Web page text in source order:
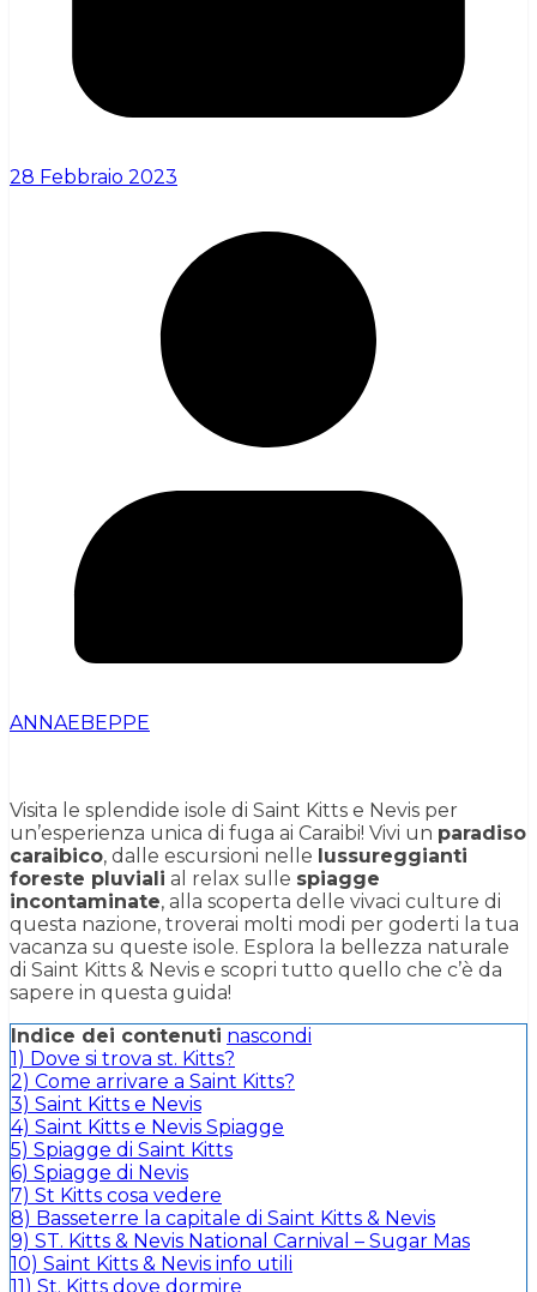
28 Febbraio 2023
ANNAEBEPPE
Visita le splendide isole di Saint Kitts e Nevis per
un’esperienza unica di fuga ai Caraibi! Vivi un paradiso
caraibico, dalle escursioni nelle lussureggianti
foreste pluviali al relax sulle spiagge
incontaminate, alla scoperta delle vivaci culture di
questa nazione, troverai molti modi per goderti la tua
vacanza su queste isole. Esplora la bellezza naturale
di Saint Kitts & Nevis e scopri tutto quello che c’è da
sapere in questa guida!
Indice dei contenuti nascondi
1) Dove si trova st. Kitts?
2) Come arrivare a Saint Kitts?
3) Saint Kitts e Nevis
4) Saint Kitts e Nevis Spiagge
5) Spiagge di Saint Kitts
6) Spiagge di Nevis
7) St Kitts cosa vedere
8) Basseterre la capitale di Saint Kitts & Nevis
9) ST. Kitts & Nevis National Carnival – Sugar Mas
10) Saint Kitts & Nevis info utili
11) St. Kitts dove dormire